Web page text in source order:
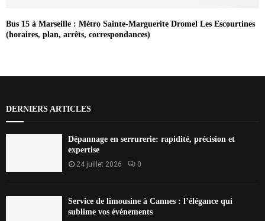
Bus 15 à Marseille : Métro Sainte-Marguerite Dromel Les Escourtines
(horaires, plan, arrêts, correspondances)
DERNIERS ARTICLES
Dépannage en serrurerie: rapidité, précision et
expertise
24 juillet 2026 0
Service de limousine à Cannes : l’élégance qui
sublime vos événements